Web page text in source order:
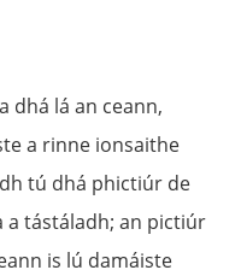
dhá lá an ceann,
a rinne ionsaithe
tú dhá phictiúr de
a tástáladh; an pictiúr
is lú damáiste